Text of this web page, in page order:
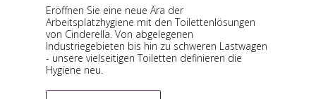
Eröffnen Sie eine neue Ära der
Arbeitsplatzhygiene mit den Toilettenlösungen
von Cinderella. Von abgelegenen
Industriegebieten bis hin zu schweren Lastwagen
- unsere vielseitigen Toiletten definieren die
Hygiene neu.